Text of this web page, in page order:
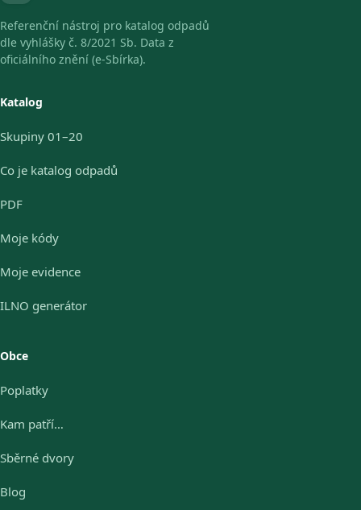
Referenční nástroj pro katalog odpadů
dle vyhlášky č. 8/2021 Sb. Data z
oficiálního znění (e-Sbírka).
Katalog
Skupiny 01–20
Co je katalog odpadů
PDF
Moje kódy
Moje evidence
ILNO generátor
Obce
Poplatky
Kam patří…
Sběrné dvory
Blog